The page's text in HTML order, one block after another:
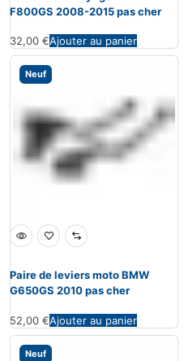
F800GS 2008-2015 pas cher
32,00 €Ajouter au panier
Neuf
Paire de leviers moto BMW
G650GS 2010 pas cher
52,00 €Ajouter au panier
Neuf